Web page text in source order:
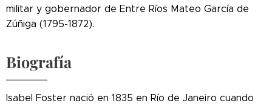
militar y gobernador de Entre Ríos Mateo García de
Zúñiga (1795-1872).
Biografía
Isabel Foster nació en 1835 en Río de Janeiro cuando